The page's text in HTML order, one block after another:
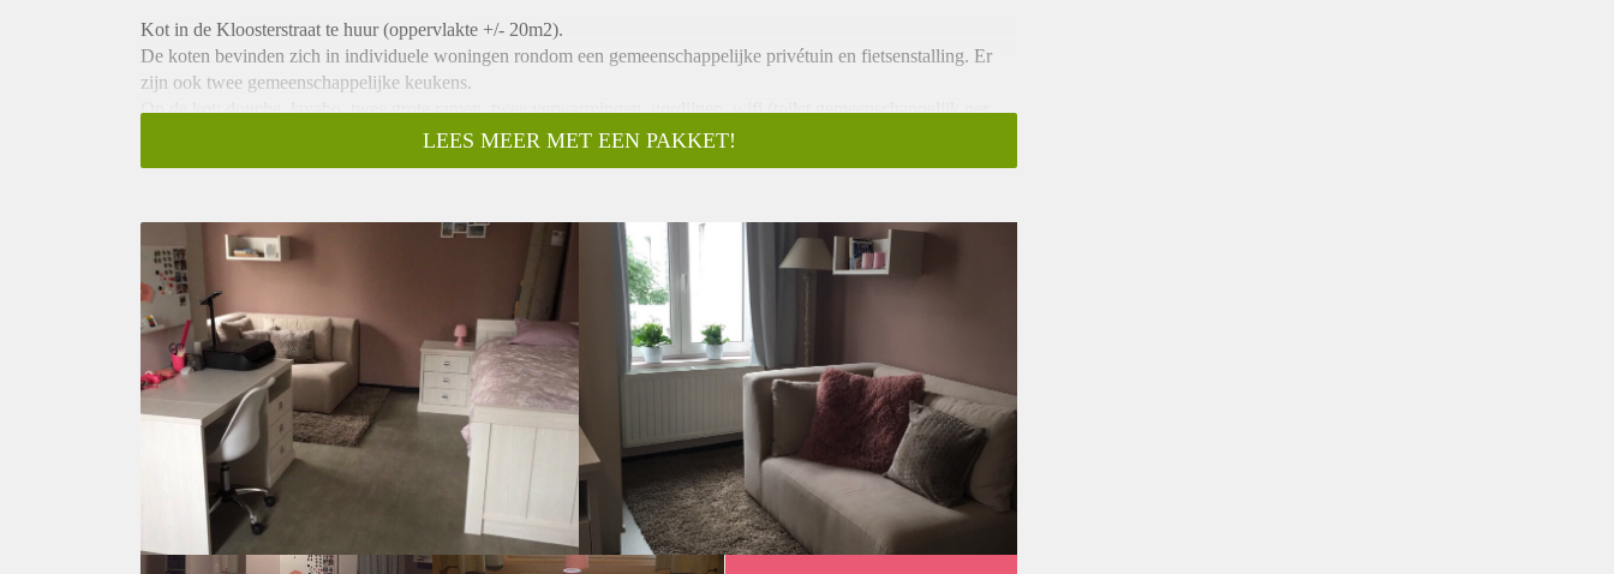
Kot in de Kloosterstraat te huur (oppervlakte +/- 20m2).
De koten bevinden zich in individuele woningen rondom een gemeenschappelijke privétuin en fietsenstalling. Er
zijn ook twee gemeenschappelijke keukens.
Op de kot: douche, lavabo, twee grote ramen, twee verwarmingen, gordijnen, wifi (toilet gemeenschappelijk per
De meubels op de foto's zijn niet inbegrepen maar er zijn wel andere meubels ter beschikking (bed met matras,
keuken, gangen).
Zeer dichtbij KDG, Thomas More en KUL campus Sint-Andries.
Voor meer foto's/info, stuur gerust een berichtje!
LEES MEER MET EEN PAKKET!